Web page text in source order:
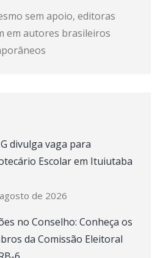
sem apoio, editoras
em autores brasileiros
divulga vaga para
Escolar em Ituiutaba
de 2026
no Conselho: Conheça os
da Comissão Eleitoral